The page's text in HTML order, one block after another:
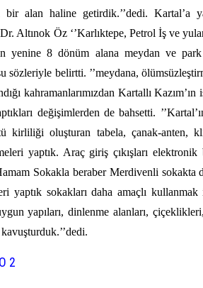
bir alan haline getirdik.’’dedi. Kartal’a
Altınok Öz ‘’Karlıktepe, Petrol İş ve
yenine 8 dönüm alana meydan ve park
sözleriyle belirtti. ’’meydana,
kahramanlarımızdan Kartallı
değişimlerden de bahsetti.
kirliliği oluşturan tabela, çanak-anten,
yaptık. Araç giriş çıkışları elektronik
Sokakla beraber Merdivenli sokakta
yaptık sokakları daha amaçlı
yapıları, dinlenme alanları,